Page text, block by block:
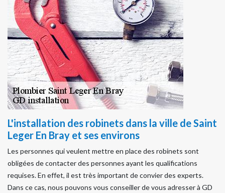
L'installation des robinets dans la ville de Saint
Leger En Bray et ses environs
Les personnes qui veulent mettre en place des robinets sont
obligées de contacter des personnes ayant les qualifications
requises. En effet, il est très important de convier des experts.
Dans ce cas, nous pouvons vous conseiller de vous adresser à GD